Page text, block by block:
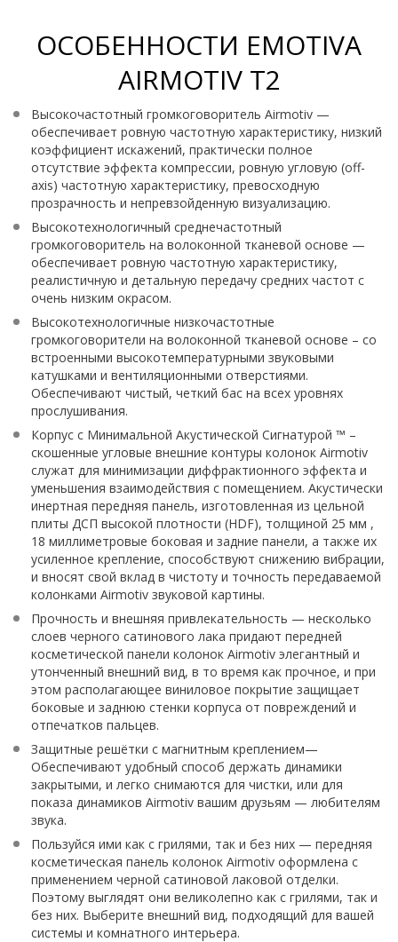
ОСОБЕННОСТИ EMOTIVA
AIRMOTIV T2
Высокочастотный громкоговоритель Airmotiv —
обеспечивает ровную частотную характеристику, низкий
коэффициент искажений, практически полное
отсутствие эффекта компрессии, ровную угловую (off-
axis) частотную характеристику, превосходную
прозрачность и непревзойденную визуализацию.
Высокотехнологичный среднечастотный
громкоговоритель на волоконной тканевой основе —
обеспечивает ровную частотную характеристику,
реалистичную и детальную передачу средних частот с
очень низким окрасом.
Высокотехнологичные низкочастотные
громкоговорители на волоконной тканевой основе – со
встроенными высокотемпературными звуковыми
катушками и вентиляционными отверстиями.
Обеспечивают чистый, четкий бас на всех уровнях
прослушивания.
Корпус с Минимальной Акустической Сигнатурой ™ –
скошенные угловые внешние контуры колонок Airmotiv
служат для минимизации диффрактионного эффекта и
уменьшения взаимодействия с помещением. Акустически
инертная передняя панель, изготовленная из цельной
плиты ДСП высокой плотности (HDF), толщиной 25 мм ,
18 миллиметровые боковая и задние панели, а также их
усиленное крепление, способствуют снижению вибрации,
и вносят свой вклад в чистоту и точность передаваемой
колонками Airmotiv звуковой картины.
Прочность и внешняя привлекательность — несколько
слоев черного сатинового лака придают передней
косметической панели колонок Airmotiv элегантный и
утонченный внешний вид, в то время как прочное, и при
этом располагающее виниловое покрытие защищает
боковые и заднюю стенки корпуса от повреждений и
отпечатков пальцев.
Защитные решётки с магнитным креплением—
Обеспечивают удобный способ держать динамики
закрытыми, и легко снимаются для чистки, или для
показа динамиков Airmotiv вашим друзьям — любителям
звука.
Пользуйся ими как с грилями, так и без них — передняя
косметическая панель колонок Airmotiv оформлена с
применением черной сатиновой лаковой отделки.
Поэтому выглядят они великолепно как с грилями, так и
без них. Выберите внешний вид, подходящий для вашей
системы и комнатного интерьера.